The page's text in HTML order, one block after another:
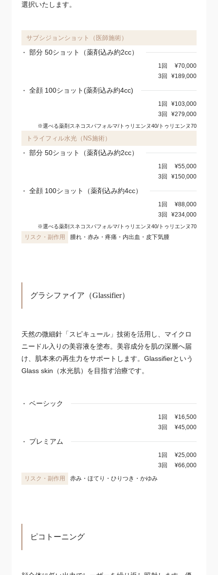
選択いたします。
サブシジョンショット（医師施術）
部分 50ショット（薬剤込み約2cc）
1回
¥70,000
3回
¥189,000
全顔 100ショット(薬剤込み約4cc)
1回
¥103,000
3回
¥279,000
※選べる薬剤スネコスパフォルマ/トゥリエンヌ40/トゥリエンヌ70
トライフィル水光（NS施術）
部分 50ショット（薬剤込み約2cc）
1回
¥55,000
3回
¥150,000
全顔 100ショット（薬剤込み約4cc）
1回
¥88,000
3回
¥234,000
※選べる薬剤スネコスパフォルマ/トゥリエンヌ40/トゥリエンヌ70
腫れ・赤み・疼痛・内出血・皮下気腫
グラシファイア（Glassifier）
天然の微細針「スピキュール」技術を活用し、マイクロ
ニードル入りの美容液を塗布。美容成分を肌の深層へ届
け、肌本来の再生力をサポートします。Glassifierという
Glass skin（水光肌）を目指す治療です。
ベーシック
1回
¥16,500
3回
¥45,000
プレミアム
1回
¥25,000
3回
¥66,000
赤み・ほてり・ひりつき・かゆみ
ピコトーニング